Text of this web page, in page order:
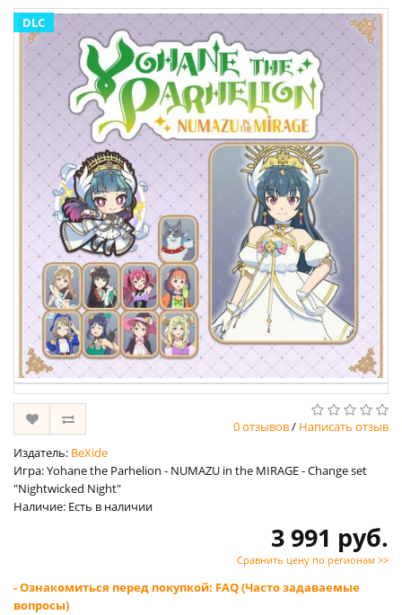
DLC
0 отзывов/ Написать отзыв
Издатель: BeXide
Игра: Yohane the Parhelion - NUMAZU in the MIRAGE - Change set
"Nightwicked Night"
Наличие: Есть в наличии
3 991 руб.
Сравнить цену по регионам >>
- Ознакомиться перед покупкой: FAQ (Часто задаваемые
вопросы)